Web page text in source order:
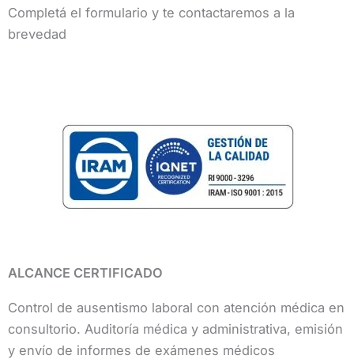
Completá el formulario y te contactaremos a la
brevedad
ALCANCE CERTIFICADO
Control de ausentismo laboral con atención médica en
consultorio. Auditoría médica y administrativa, emisión
y envío de informes de exámenes médicos